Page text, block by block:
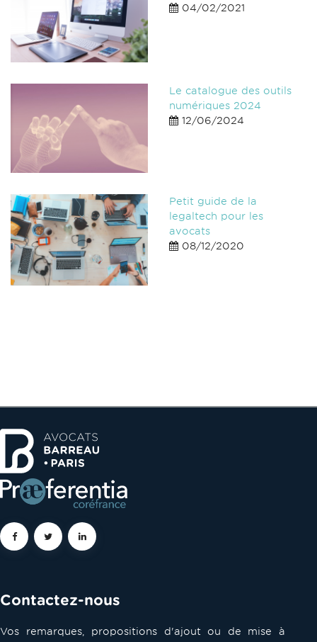
04/02/2021
Le catalogue des outils
numériques 2024
12/06/2024
Petit guide de la
legaltech pour les
avocats
08/12/2020
Contactez-nous
Vos remarques, propositions d'ajout ou de mise à